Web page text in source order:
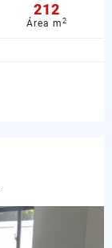
212
Área m2